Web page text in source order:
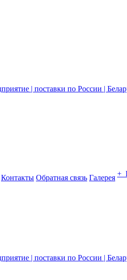
Контакты Обратная связь Галерея +